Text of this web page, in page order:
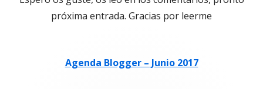
próxima entrada. Gracias por leerme
Agenda Blogger – Junio 2017